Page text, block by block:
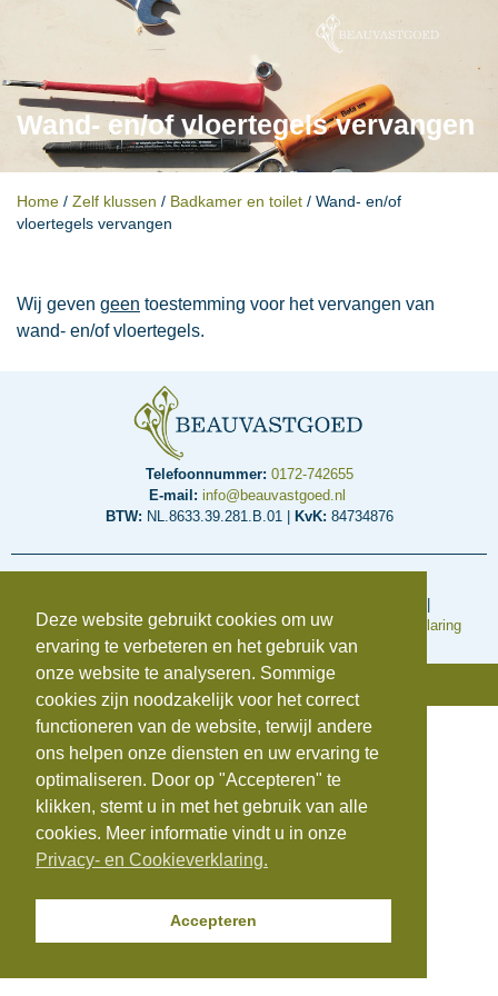
Wand- en/of vloertegels vervangen
Home / Zelf klussen / Badkamer en toilet / Wand- en/of
vloertegels vervangen
Wij geven geen toestemming voor het vervangen van
wand- en/of vloertegels.
Telefoonnummer: 0172-742655
E-mail: info@beauvastgoed.nl
BTW: NL.8633.39.281.B.01 | KvK: 84734876
Cookieverklaring|Disclaimer|Klachtenregeling Privacyverklaring
© Copyright 2025 | Beauvastgoed
Deze website gebruikt cookies om uw
ervaring te verbeteren en het gebruik van
onze website te analyseren. Sommige
cookies zijn noodzakelijk voor het correct
functioneren van de website, terwijl andere
ons helpen onze diensten en uw ervaring te
optimaliseren. Door op "Accepteren" te
klikken, stemt u in met het gebruik van alle
cookies. Meer informatie vindt u in onze
Privacy- en Cookieverklaring.
Accepteren